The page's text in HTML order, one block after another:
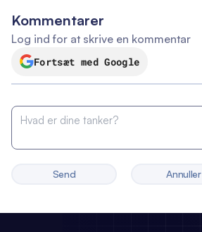
Kommentarer
Log ind for at skrive en kommentar
Fortsæt med Google
Send Annuller